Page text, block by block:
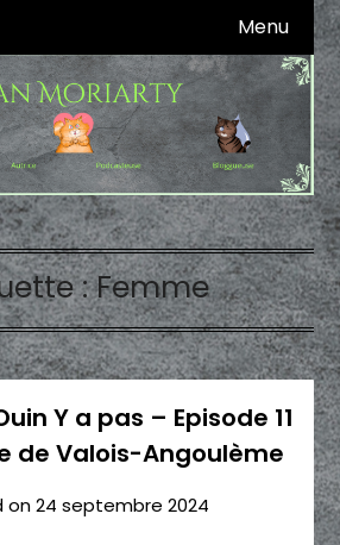
& Streameuse Menu
:Femme
Y a pas – Episode 11
de Valois-Angoulème
on24 septembre 2024